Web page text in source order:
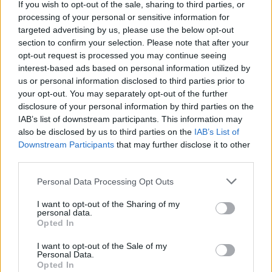
If you wish to opt-out of the sale, sharing to third parties, or
processing of your personal or sensitive information for
targeted advertising by us, please use the below opt-out
section to confirm your selection. Please note that after your
opt-out request is processed you may continue seeing
interest-based ads based on personal information utilized by
us or personal information disclosed to third parties prior to
your opt-out. You may separately opt-out of the further
disclosure of your personal information by third parties on the
IAB’s list of downstream participants. This information may
also be disclosed by us to third parties on the IAB’s List of
Downstream Participants that may further disclose it to other
Personal Data Processing Opt Outs
I want to opt-out of the Sharing of my
personal data.
Opted In
I want to opt-out of the Sale of my
Personal Data.
Opted In
Especialment en assignatures com llengua, història o
filosofia, la manera d’organitzar les idees és
fonamental. Respostes desordenades o sense
introducció ni conclusió dificulten la comprensió i
transmeten inseguretat.
4. Errors ortogràfics i de redacció
Encara que el contingut sigui correcte, les faltes
d’ortografia o una expressió deficient poden restar
imprescindible en qualsevol examen.
En moltes matèries no n’hi ha prou amb donar el
resultat: cal explicar el procés. En matemàtiques o